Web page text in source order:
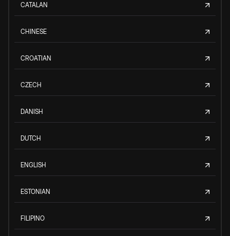
CATALAN
CHINESE
CROATIAN
CZECH
DANISH
DUTCH
ENGLISH
ESTONIAN
FILIPINO